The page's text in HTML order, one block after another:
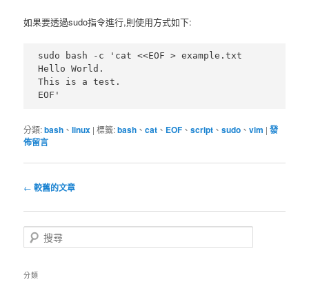
如果要透過sudo指令進行,則使用方式如下:
sudo bash -c 'cat <<EOF > example.txt
Hello World.
This is a test.
EOF'
分類:bash 、linux |標籤:bash 、cat 、 EOF 、script 、sudo 、vim |發
佈留言
文
導
覽
← 較舊的文章
搜
尋
分類